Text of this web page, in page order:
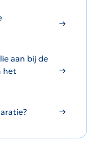
aan bij de
het